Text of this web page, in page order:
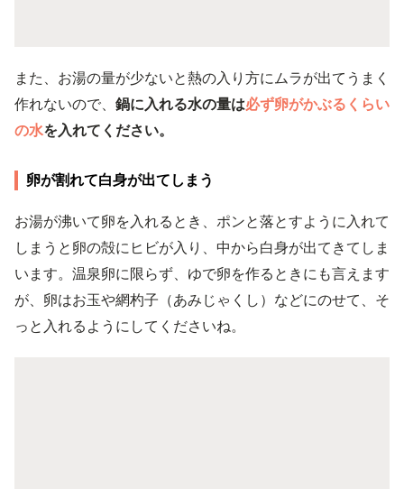
また、お湯の量が少ないと熱の入り方にムラが出てうまく
作れないので、 鍋に入れる水の量は必ず卵がかぶるくらい
の水を入れてください。
卵が割れて白身が出てしまう
お湯が沸いて卵を入れるとき、ポンと落とすように入れて
しまうと卵の殻にヒビが入り、中から白身が出てきてしま
います。温泉卵に限らず、ゆで卵を作るときにも言えます
が、卵はお玉や網杓子（あみじゃくし）などにのせて、そ
っと入れるようにしてくださいね。